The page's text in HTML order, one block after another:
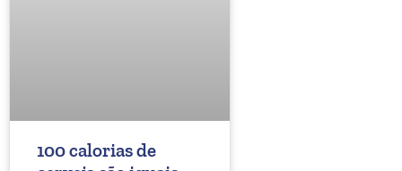
100 calorias de